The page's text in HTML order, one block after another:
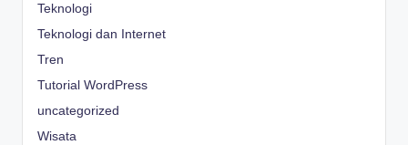
Teknologi
Teknologi dan Internet
Tren
Tutorial WordPress
uncategorized
Wisata